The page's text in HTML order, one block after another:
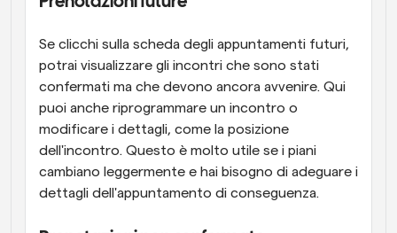
Se clicchi sulla scheda degli appuntamenti futuri,
potrai visualizzare gli incontri che sono stati
confermati ma che devono ancora avvenire. Qui
puoi anche riprogrammare un incontro o
modificare i dettagli, come la posizione
dell'incontro. Questo è molto utile se i piani
cambiano leggermente e hai bisogno di adeguare i
dettagli dell'appuntamento di conseguenza.